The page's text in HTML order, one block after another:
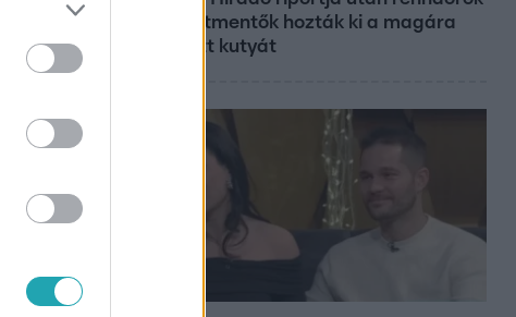
és állatmentők hozták ki a magára
hagyott kutyát